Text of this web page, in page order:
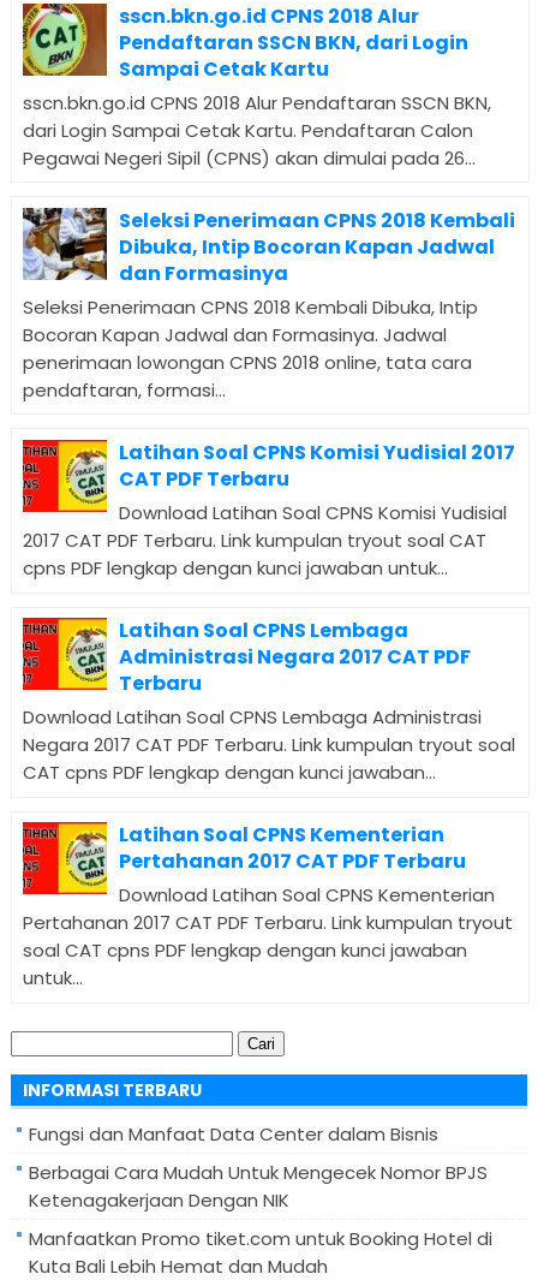
sscn.bkn.go.id CPNS 2018 Alur
Pendaftaran SSCN BKN, dari Login
Sampai Cetak Kartu
sscn.bkn.go.id CPNS 2018 Alur Pendaftaran SSCN BKN,
dari Login Sampai Cetak Kartu. Pendaftaran Calon
Pegawai Negeri Sipil (CPNS) akan dimulai pada 26...
Seleksi Penerimaan CPNS 2018 Kembali
Dibuka, Intip Bocoran Kapan Jadwal
dan Formasinya
Seleksi Penerimaan CPNS 2018 Kembali Dibuka, Intip
Bocoran Kapan Jadwal dan Formasinya. Jadwal
penerimaan lowongan CPNS 2018 online, tata cara
pendaftaran, formasi...
Latihan Soal CPNS Komisi Yudisial 2017
CAT PDF Terbaru
Download Latihan Soal CPNS Komisi Yudisial
2017 CAT PDF Terbaru. Link kumpulan tryout soal CAT
cpns PDF lengkap dengan kunci jawaban untuk...
Latihan Soal CPNS Lembaga
Administrasi Negara 2017 CAT PDF
Terbaru
Download Latihan Soal CPNS Lembaga Administrasi
Negara 2017 CAT PDF Terbaru. Link kumpulan tryout soal
CAT cpns PDF lengkap dengan kunci jawaban...
Latihan Soal CPNS Kementerian
Pertahanan 2017 CAT PDF Terbaru
Download Latihan Soal CPNS Kementerian
Pertahanan 2017 CAT PDF Terbaru. Link kumpulan tryout
soal CAT cpns PDF lengkap dengan kunci jawaban
untuk...
untuk:
INFORMASI TERBARU
Fungsi dan Manfaat Data Center dalam Bisnis
Berbagai Cara Mudah Untuk Mengecek Nomor BPJS
Ketenagakerjaan Dengan NIK
Manfaatkan Promo tiket.com untuk Booking Hotel di
Kuta Bali Lebih Hemat dan Mudah